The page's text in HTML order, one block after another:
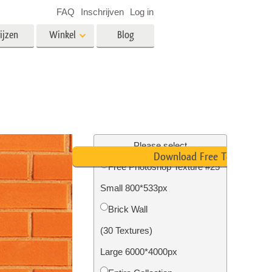
Foto Restauratie
Winkel Blog
FAQ Inschrijven Log in
Please select
Free Photoshop Texture #25
Small 800*533px
Brick Wall
(30 Textures)
Large 6000*4000px
Download Free Texture